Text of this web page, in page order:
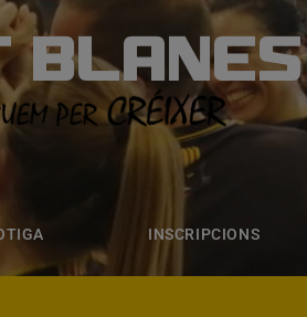
BLANES
INSCRIPCIONS
INSCRIPCIONS